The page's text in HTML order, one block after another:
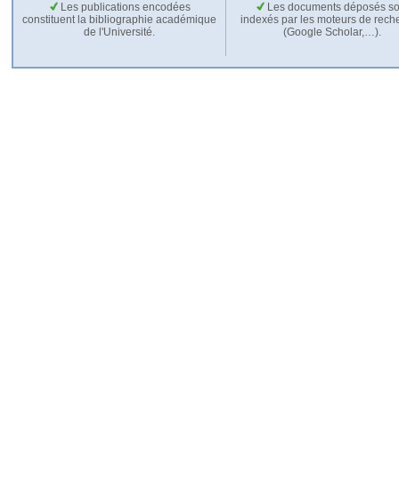
Les publications encodées
constituent la bibliographie académique
de l'Université.
Les documents déposés
indexés par les moteurs de
(Google Scholar,…).